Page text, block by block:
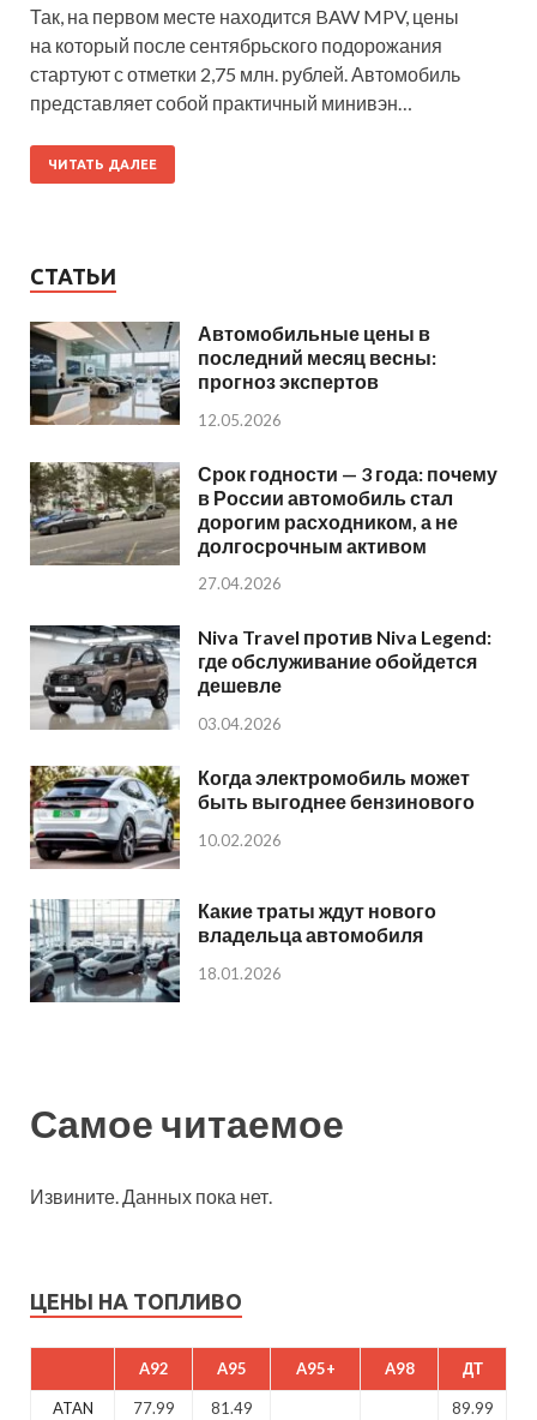
Так, на первом месте находится BAW MPV, цены
на который после сентябрьского подорожания
стартуют с отметки 2,75 млн. рублей. Автомобиль
представляет собой практичный минивэн…
ЧИТАТЬ ДАЛЕЕ
СТАТЬИ
Автомобильные цены в
последний месяц весны:
прогноз экспертов
12.05.2026
Срок годности — 3 года: почему
в России автомобиль стал
дорогим расходником, а не
долгосрочным активом
27.04.2026
Niva Travel против Niva Legend:
где обслуживание обойдется
дешевле
03.04.2026
Когда электромобиль может
быть выгоднее бензинового
10.02.2026
Какие траты ждут нового
владельца автомобиля
18.01.2026
Самое читаемое
Извините. Данных пока нет.
ЦЕНЫ НА ТОПЛИВО
A92 A95 A95+ A98 ДТ
ATAN 77.99 81.49
89.99